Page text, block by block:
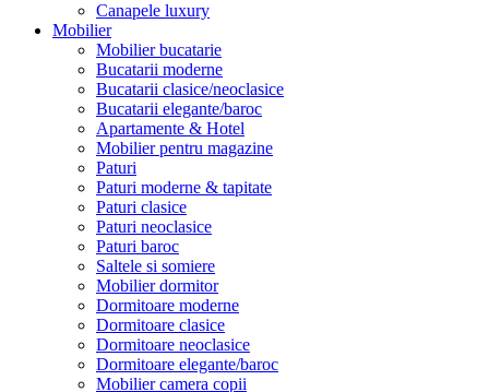
Canapele luxury
Mobilier
Mobilier bucatarie
Bucatarii moderne
Bucatarii clasice/neoclasice
Bucatarii elegante/baroc
Apartamente & Hotel
Mobilier pentru magazine
Paturi
Paturi moderne & tapitate
Paturi clasice
Paturi neoclasice
Paturi baroc
Saltele si somiere
Mobilier dormitor
Dormitoare moderne
Dormitoare clasice
Dormitoare neoclasice
Dormitoare elegante/baroc
Mobilier camera copii